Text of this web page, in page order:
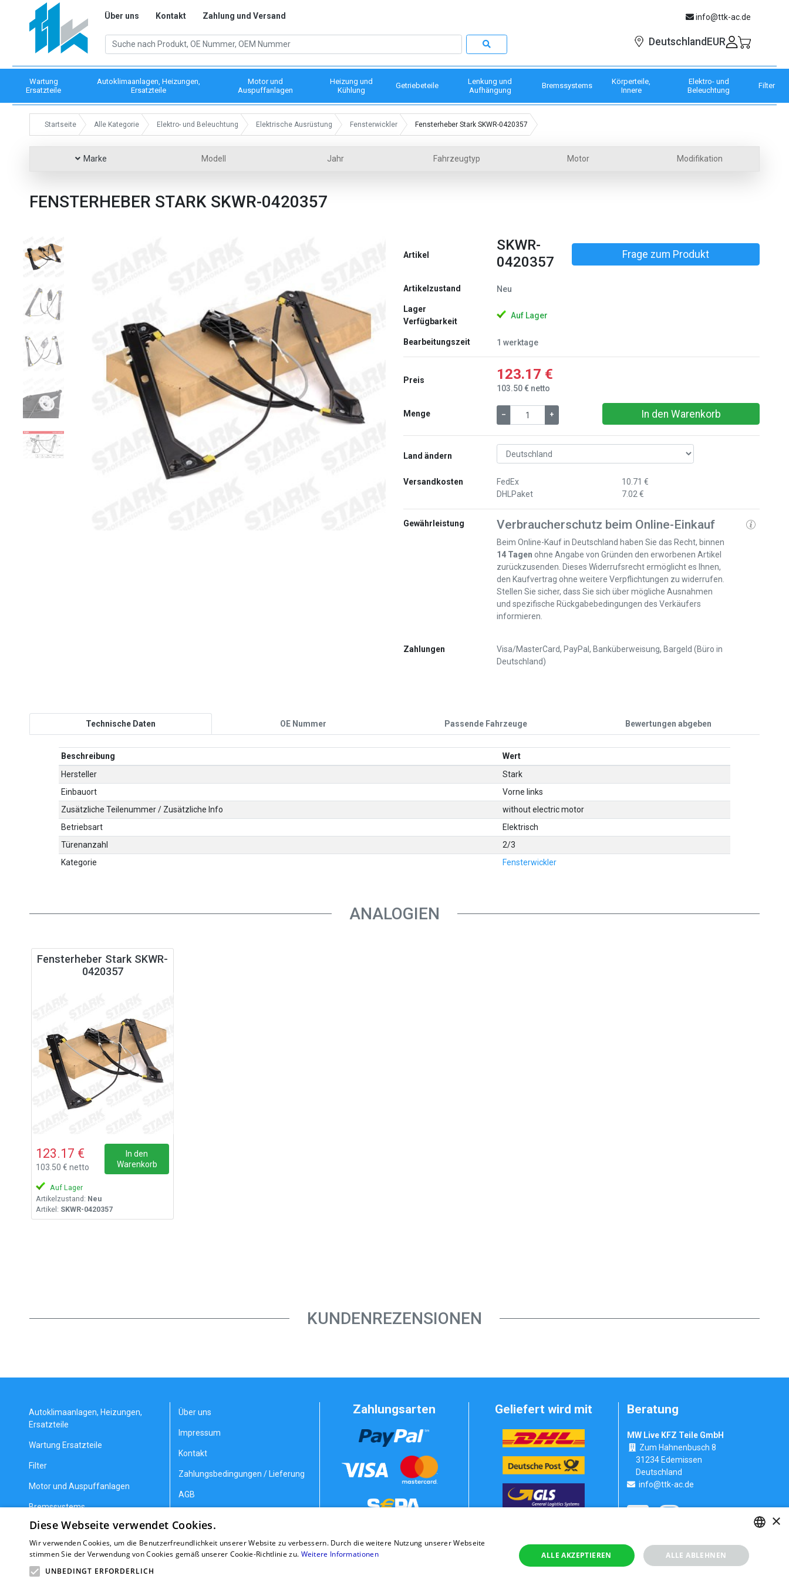
Über uns Kontakt Zahlung und Versand info@ttk-ac.de
Deutschland EUR
Wartung
Ersatzteile
Autoklimaanlagen, Heizungen,
Ersatzteile
Motor und
Auspuffanlagen
Heizung und
Kühlung
Getriebeteile
Lenkung und
Aufhängung
Bremssystems
Körperteile,
Innere
Elektro- und
Beleuchtung
Filter
Startseite Alle Kategorie Elektro- und Beleuchtung Elektrische Ausrüstung Fensterwickler Fensterheber Stark SKWR-0420357
Marke Modell Jahr Fahrzeugtyp Motor Modifikation
FENSTERHEBER STARK SKWR-0420357
Zurück
Artikel
SKWR-
0420357
Frage zum Produkt
Artikelzustand Neu
Lager
Verfügbarkeit
Auf Lager
Bearbeitungszeit 1 werktage
Preis 123.17 €
103.50 € netto
Menge – + In den Warenkorb
Land ändern
Versandkosten
FedEx
DHLPaket
10.71 €
7.02 €
Gewährleistung Verbraucherschutz beim Online-Einkauf
Beim Online-Kauf in Deutschland haben Sie das Recht, binnen
14 Tagen ohne Angabe von Gründen den erworbenen Artikel
zurückzusenden. Dieses Widerrufsrecht ermöglicht es Ihnen,
den Kaufvertrag ohne weitere Verpflichtungen zu widerrufen.
Stellen Sie sicher, dass Sie sich über mögliche Ausnahmen
und spezifische Rückgabebedingungen des Verkäufers
informieren.
Zahlungen
Visa/MasterCard, PayPal, Banküberweisung, Bargeld (Büro in
Deutschland)
Technische Daten OE Nummer Passende Fahrzeuge Bewertungen abgeben
Beschreibung
Wert
Hersteller
Stark
Einbauort
Vorne links
Zusätzliche Teilenummer / Zusätzliche Info
without electric motor
Betriebsart
Elektrisch
Türenanzahl
2/3
Kategorie
Fensterwickler
ANALOGIEN
Fensterheber Stark SKWR-
0420357
123.17 €
103.50 € netto
In den
Warenkorb
Auf Lager
Artikelzustand: Neu
Artikel: SKWR-0420357
KUNDENREZENSIONEN
Autoklimaanlagen, Heizungen,
Ersatzteile
Wartung Ersatzteile
Filter
Motor und Auspuffanlagen
Bremssystems
Lenkung und Aufhängung
Getriebeteile
Heizung und Kühlung
Über uns
Impressum
Kontakt
Zahlungsbedingungen / Lieferung
AGB
Erstattung/Gewährleistung
Zahlungsarten Geliefert wird mit Beratung
MW Live KFZ Teile GmbH
Zum Hahnenbusch 8
31234 Edemissen
Deutschland
info@ttk-ac.de
GERMAN
×
Diese Webseite verwendet Cookies.
Wir verwenden Cookies, um die Benutzerfreundlichkeit unserer Website zu verbessern. Durch die weitere Nutzung unserer Webseite
stimmen Sie der Verwendung von Cookies gemäß unserer Cookie-Richtlinie zu. Weitere Informationen
UNBEDINGT ERFORDERLICH
ALLE AKZEPTIEREN ALLE ABLEHNEN